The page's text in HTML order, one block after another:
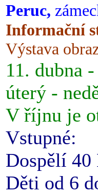
Peruc,
Informační
Výstava
11. dubna
úterý -
V říjnu je
Vstupné:
Dospělí 40
Děti od 6